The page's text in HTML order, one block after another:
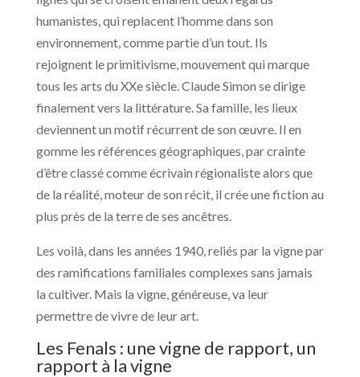
humanistes, qui replacent l’homme dans son
environnement, comme partie d’un tout. Ils
rejoignent le primitivisme, mouvement qui marque
tous les arts du XXe siècle. Claude Simon se dirige
finalement vers la littérature. Sa famille, les lieux
deviennent un motif récurrent de son œuvre. Il en
gomme les références géographiques, par crainte
d’être classé comme écrivain régionaliste alors que
de la réalité, moteur de son récit, il crée une fiction au
plus près de la terre de ses ancêtres.
Les voilà, dans les années 1940, reliés par la vigne par
des ramifications familiales complexes sans jamais
la cultiver. Mais la vigne, généreuse, va leur
permettre de vivre de leur art.
Les Fenals : une vigne de rapport, un
rapport à la vigne